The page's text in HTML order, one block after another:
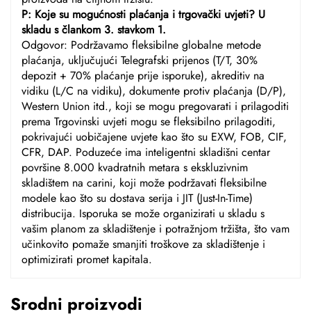
P: Koje su mogućnosti plaćanja i trgovački uvjeti? U
skladu s člankom 3. stavkom 1.
Odgovor: Podržavamo fleksibilne globalne metode
plaćanja, uključujući Telegrafski prijenos (T/T, 30%
depozit + 70% plaćanje prije isporuke), akreditiv na
vidiku (L/C na vidiku), dokumente protiv plaćanja (D/P),
Western Union itd., koji se mogu pregovarati i prilagoditi
prema Trgovinski uvjeti mogu se fleksibilno prilagoditi,
pokrivajući uobičajene uvjete kao što su EXW, FOB, CIF,
CFR, DAP. Poduzeće ima inteligentni skladišni centar
površine 8.000 kvadratnih metara s ekskluzivnim
skladištem na carini, koji može podržavati fleksibilne
modele kao što su dostava serija i JIT (Just-In-Time)
distribucija. Isporuka se može organizirati u skladu s
vašim planom za skladištenje i potražnjom tržišta, što vam
učinkovito pomaže smanjiti troškove za skladištenje i
optimizirati promet kapitala.
Srodni proizvodi